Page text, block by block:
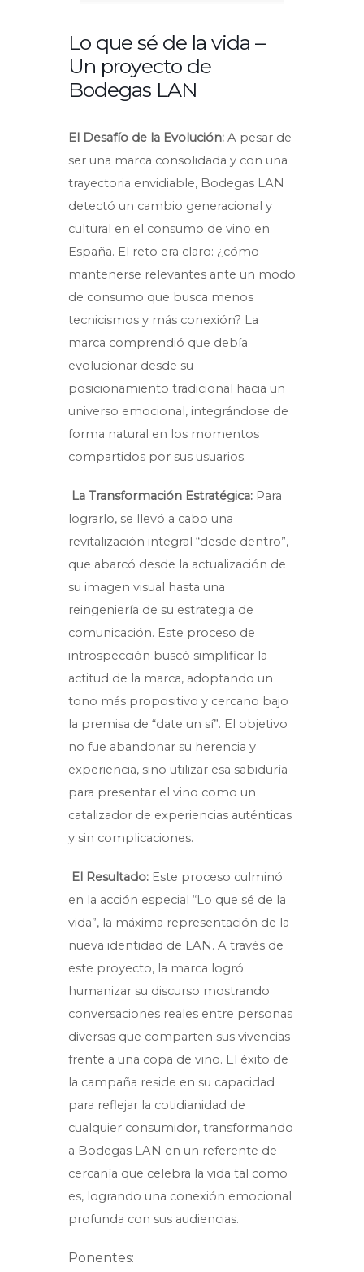
Lo que sé de la vida –
Un proyecto de
Bodegas LAN
El Desafío de la Evolución: A pesar de
ser una marca consolidada y con una
trayectoria envidiable, Bodegas LAN
detectó un cambio generacional y
cultural en el consumo de vino en
España. El reto era claro: ¿cómo
mantenerse relevantes ante un modo
de consumo que busca menos
tecnicismos y más conexión? La
marca comprendió que debía
evolucionar desde su
posicionamiento tradicional hacia un
universo emocional, integrándose de
forma natural en los momentos
compartidos por sus usuarios.
La Transformación Estratégica: Para
lograrlo, se llevó a cabo una
revitalización integral “desde dentro”,
que abarcó desde la actualización de
su imagen visual hasta una
reingeniería de su estrategia de
comunicación. Este proceso de
introspección buscó simplificar la
actitud de la marca, adoptando un
tono más propositivo y cercano bajo
la premisa de “date un sí”. El objetivo
no fue abandonar su herencia y
experiencia, sino utilizar esa sabiduría
para presentar el vino como un
catalizador de experiencias auténticas
y sin complicaciones.
El Resultado: Este proceso culminó
en la acción especial “Lo que sé de la
vida”, la máxima representación de la
nueva identidad de LAN. A través de
este proyecto, la marca logró
humanizar su discurso mostrando
conversaciones reales entre personas
diversas que comparten sus vivencias
frente a una copa de vino. El éxito de
la campaña reside en su capacidad
para reflejar la cotidianidad de
cualquier consumidor, transformando
a Bodegas LAN en un referente de
cercanía que celebra la vida tal como
es, logrando una conexión emocional
profunda con sus audiencias.
Ponentes: